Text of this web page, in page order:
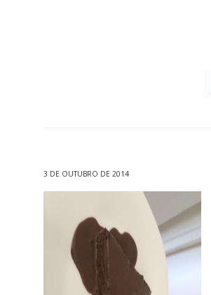
3 DE OUTUBRO DE 2014